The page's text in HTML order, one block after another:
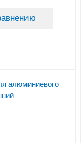
алюминиевого